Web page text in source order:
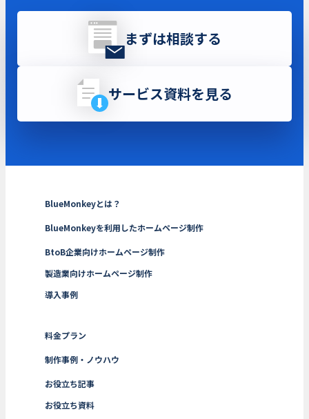
まずは相談する
サービス資料を見る
BlueMonkeyとは？
BlueMonkeyを利用したホームページ制作
BtoB企業向けホームページ制作
製造業向けホームページ制作
導入事例
料金プラン
制作事例・ノウハウ
お役立ち記事
お役立ち資料